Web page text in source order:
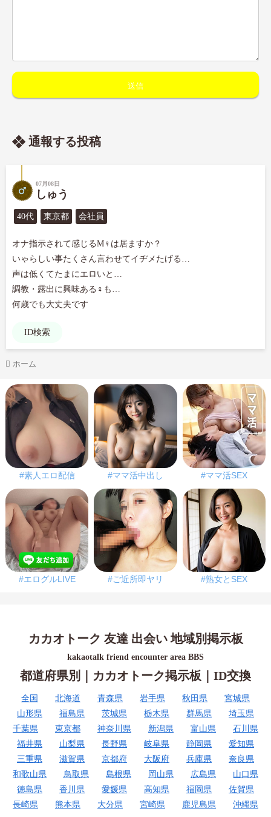
通報する投稿
07月08日
しゅう
40代 東京都 会社員
オナ指示されて感じるM♀は居ますか？
いゃらしい事たくさん言わせてイヂメたげる…
声は低くてたまにエロいと…
調教・露出に興味ある♀も…
何歳でも大丈夫です
ID検索
ホーム
#素人エロ配信 #ママ活中出し #ママ活SEX
#エログルLIVE #ご近所即ヤリ #熟女とSEX
カカオトーク 友達 出会い 地域別掲示板
kakaotalk friend encounter area BBS
都道府県別｜カカオトーク掲示板｜ID交換
全国 北海道 青森県 岩手県 秋田県
宮城県
山形県
福島県 茨城県 栃木県 群馬県
埼玉県
千葉県
東京都 神奈川県 新潟県 富山県
石川県
福井県
山梨県 長野県 岐阜県 静岡県
愛知県
三重県
滋賀県 京都府 大阪府 兵庫県
奈良県
和歌山県
鳥取県 島根県 岡山県 広島県
山口県
徳島県
香川県 愛媛県 高知県 福岡県
佐賀県
長崎県
熊本県 大分県 宮崎県 鹿児島県 沖縄県